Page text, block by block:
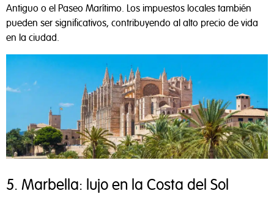
Antiguo o el Paseo Marítimo. Los impuestos locales también
pueden ser significativos, contribuyendo al alto precio de vida
en la ciudad.
5. Marbella: lujo en la Costa del Sol